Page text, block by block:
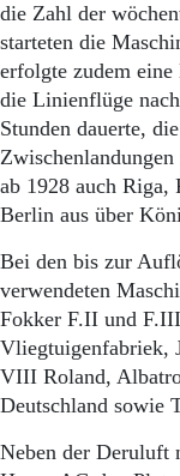
die Zahl der
starteten die
erfolgte zudem eine
die Linienflüge
Stunden dauerte,
ab 1928 auch
Berlin aus über
Bei den bis zur
verwendeten
Fokker F.II und
Vliegtuigenfabriek,
VIII Roland,
Deutschland sowie
Neben der Deruluft